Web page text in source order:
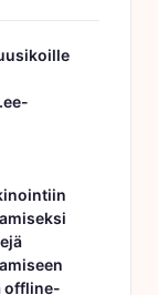
offline-